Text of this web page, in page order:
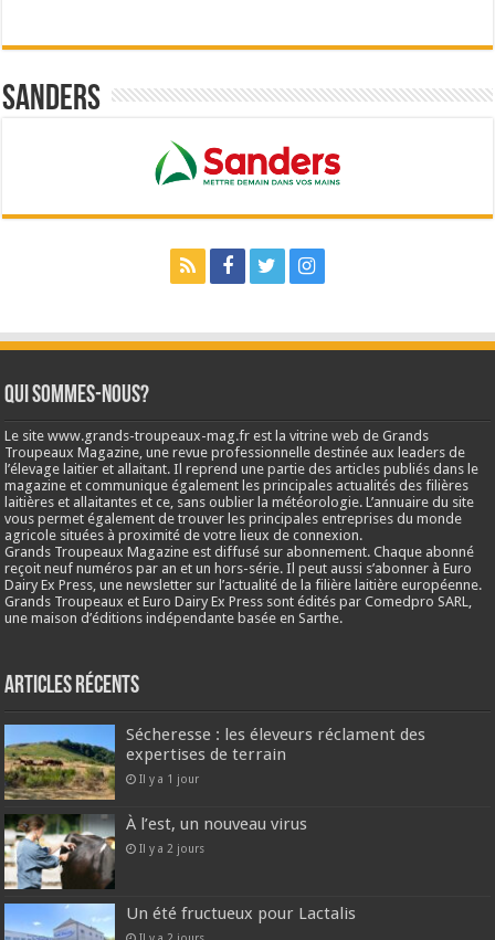
Sanders
Qui sommes-nous?
Le site www.grands-troupeaux-mag.fr est la vitrine web de Grands
Troupeaux Magazine, une revue professionnelle destinée aux leaders de
l’élevage laitier et allaitant. Il reprend une partie des articles publiés dans le
magazine et communique également les principales actualités des filières
laitières et allaitantes et ce, sans oublier la météorologie. L’annuaire du site
vous permet également de trouver les principales entreprises du monde
agricole situées à proximité de votre lieux de connexion.
Grands Troupeaux Magazine est diffusé sur abonnement. Chaque abonné
reçoit neuf numéros par an et un hors-série. Il peut aussi s’abonner à Euro
Dairy Ex Press, une newsletter sur l’actualité de la filière laitière européenne.
Grands Troupeaux et Euro Dairy Ex Press sont édités par Comedpro SARL,
une maison d’éditions indépendante basée en Sarthe.
Articles récents
Sécheresse : les éleveurs réclament des
expertises de terrain
Il y a 1 jour
À l’est, un nouveau virus
Il y a 2 jours
Un été fructueux pour Lactalis